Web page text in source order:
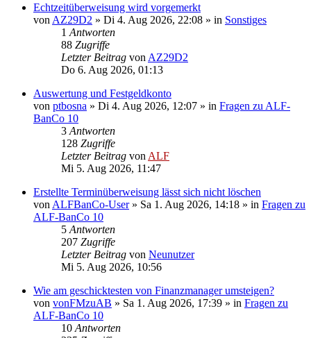
Echtzeitüberweisung wird vorgemerkt
von AZ29D2 » Di 4. Aug 2026, 22:08 » in Sonstiges
1 Antworten
88 Zugriffe
Letzter Beitrag von AZ29D2
Do 6. Aug 2026, 01:13
Auswertung und Festgeldkonto
von ptbosna » Di 4. Aug 2026, 12:07 » in Fragen zu ALF-
BanCo 10
3 Antworten
128 Zugriffe
Letzter Beitrag von ALF
Mi 5. Aug 2026, 11:47
Erstellte Terminüberweisung lässt sich nicht löschen
von ALFBanCo-User» Sa 1. Aug 2026, 14:18 » in Fragen zu
ALF-BanCo 10
5 Antworten
207 Zugriffe
Letzter Beitrag von Neunutzer
Mi 5. Aug 2026, 10:56
Wie am geschicktesten von Finanzmanager umsteigen?
von vonFMzuAB » Sa 1. Aug 2026, 17:39 » in Fragen zu
ALF-BanCo 10
10 Antworten